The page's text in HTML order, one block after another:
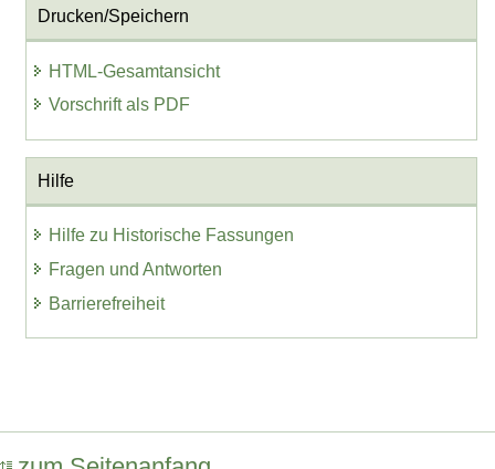
Drucken/Speichern
HTML-Gesamtansicht
Vorschrift als PDF
Hilfe
Hilfe zu Historische Fassungen
Fragen und Antworten
Barrierefreiheit